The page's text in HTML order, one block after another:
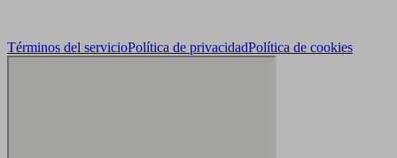
Términos del servicioPolítica de privacidadPolítica de cookies